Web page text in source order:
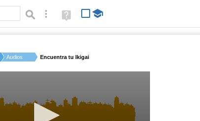
Búsqueda avanzada
Ayuda
(en
Audios Encuentra tu Ikigai